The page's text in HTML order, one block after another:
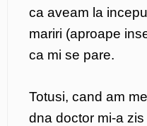
ca aveam la
mariri (aproape
ca mi se pare.
Totusi, cand am
dna doctor mi-a